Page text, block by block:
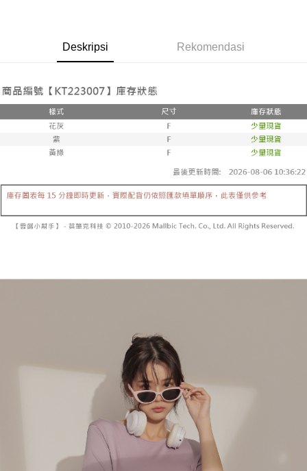
pengguna Taiwan Mobile tanpa memerlukan permohonan tambahan.
Later selepas pesanan dibuat. Anda perlu mengesahkan nombor telefon
mudah alih anda, memilih bilangan ansuran, dan menetapkan tarikh
akhir pembayaran. Transaksi akan dianggap selesai setelah pembayaran
disahkan.
Had kredit yang diluluskan, tempoh ansuran yang tersedia, dan yuran
yang dikenakan adalah tertakluk kepada maklumat yang dinyatakan
dibuat, atau jika permohonan gagal dalam proses semakan, pesanan
akan dibatalkan secara automatik. Jika permohonan gagal pada
[Arahan Pembayaran]
Selepas mengakses bil melalui pautan dalam SMS, anda boleh
menyelesaikan pembayaran anda melalui salah satu saluran berikut: kod
bar kedai serbaneka, kedai runcit Taiwan Mobile, pemindahan bank,
JKOPay, atau iPASS MONEY.
Perkhidmatan ini disediakan oleh Taiwan Mobile Co., Ltd. (“Syarikat”),
yang membolehkan pelanggan membeli barangan atau perkhidmatan
melalui perkhidmatan ini pada masa transaksi. Hasil daripada pembelian
Pertama, Mengenai Perkhidmatan AFTEE Beli Sekarang Bayar Kemudian
1. Dengan memilih AFTEE sebagai kaedah pembayaran, mesej
2. Anda boleh meneruskan pembayaran selepas pengesahan SMS.
dihantar ke alamat yang ditetapkan.
4. Setelah pesanan disahkan, anda akan menerima SMS pembayaran
manakala ahli aplikasi akan menerima pemberitahuan tolak aplikasi
pembayaran di empat kedai serbaneka utama, ATM atau perbankan
dalam talian dengan SMS pembayaran atau pemberitahuan tolak aplikasi
AFTEE.
Sila ambil perhatian bahawa tempoh pembayaran adalah 14 hari. Walau
menerima pesanan anda semasa tempoh pembayaran (cth.: produk
prapesanan atau produk yang mungkin mengambil masa yang lebih
lama untuk dihantar). Oleh itu, anda dikehendaki membuat pembayaran
kepada AFTEE dalam tempoh sama ada anda menerima pesanan.
Kedua, Sekatan Pembayaran
1. Jumlah yang diperakui untuk pengguna kali pertama boleh sehingga
NT$10,000. Amaun diperakui sebenar yang diluluskan akan berdasarkan
keputusan pensijilan dan semakan oleh AFTEE.
2. Amaun perbelanjaan minimum mestilah lebih besar daripada NT$20.
3. Pada masa ini hanya tersedia untuk ahli Taiwan.
Pemindahan ATM
Pilihan Penghantaran
全家取貨付款
NT$60/pesanan | Penghantaran percuma untuk pesanan
NT$1,800 atau lebih
NT$60/pesanan | Penghantaran percuma untuk pesanan
已關閉，請勿下單(付取)
NT$60/pesanan | Penghantaran percuma untuk pesanan
NT$60/pesanan | Penghantaran percuma untuk pesanan
NT$1,600 atau lebih
NT$100/pesanan | Penghantaran percuma untuk pesanan
Deskripsi Rekomendasi